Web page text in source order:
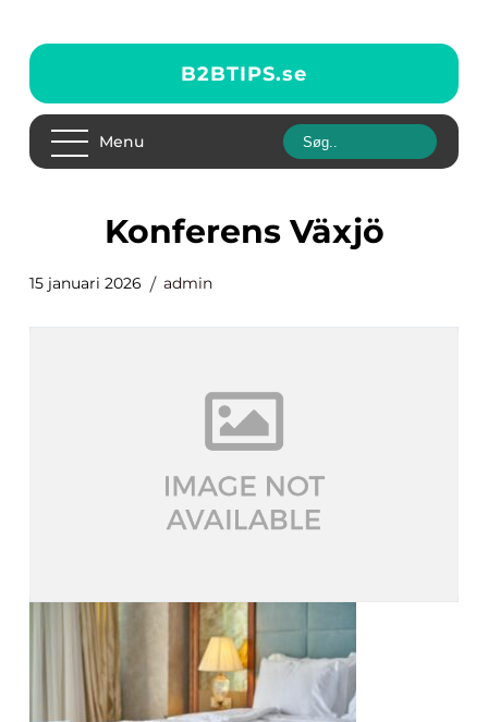
B2BTIPS.se
Menu
Konferens Växjö
15 januari 2026 admin